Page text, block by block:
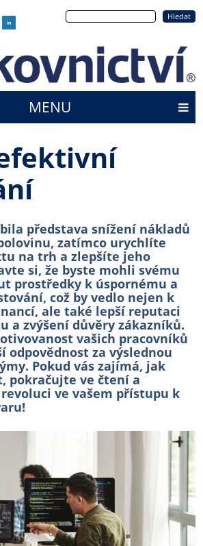
Hledat
MENU
představa snížení nákladů
zatímco urychlíte
na trh a zlepšíte jeho
si, že byste mohli svému
prostředky k úspornému a
což by vedlo nejen k
ale také lepší reputaci
a zvýšení důvěry zákazníků.
vašich pracovníků
odpovědnost za výslednou
Pokud vás zajímá, jak
pokračujte ve čtení a
ve vašem přístupu k